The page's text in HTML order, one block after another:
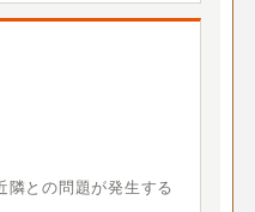
隣との問題が発生する